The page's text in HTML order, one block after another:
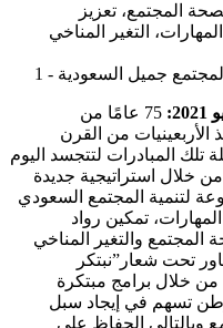
المجتمع، تعزيز
التغير المناخي
75 عامًا من
الأربعينيات من القرن
تم إعادة هيكلة تلك المبادرات لتتجسد اليوم
خلال استراتيجية جديدة
لتنمية المجتمع السعودي
المهارات، تمكين رواد
المجتمع والتغير المناخي
تحت شعار”نبتكر
خلال برامج مبتكرة
تسهم في إيجاد سبل
وبالتالي الحفاظ على